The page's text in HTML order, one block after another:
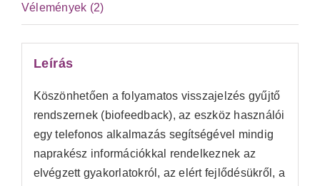
Vélemények (2)
Leírás
Köszönhetően a folyamatos visszajelzés gyűjtő
rendszernek (biofeedback), az eszköz használói
egy telefonos alkalmazás segítségével mindig
naprakész információkkal rendelkeznek az
elvégzett gyakorlatokról, az elért fejlődésükről, a